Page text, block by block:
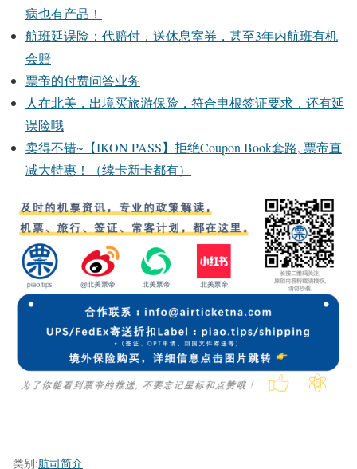
病也有产品！
航班延误险：代赔付，送休息室券，甚至3年内航班有机
会赔
票帝的付费问答业务
人在北美，出境买旅游保险，符合申根签证要求，还有延
误险哦
卖得不错~【IKON PASS】拒绝Coupon Book套路, 票帝直
减大特惠！（续卡新卡都有）
类别:航司简介